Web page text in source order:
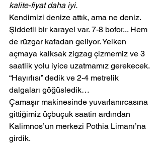
kalite-fiyat daha iyi.
Kendimizi denize attık, ama ne deniz.
Şiddetli bir karayel var. 7-8 bofor... Hem
de rüzgar kafadan geliyor. Yelken
açmaya kalksak zigzag çizmemiz ve 3
saatlik yolu iyice uzatmamız gerekecek.
“Hayırlısı” dedik ve 2-4 metrelik
dalgaları göğüsledik…
Çamaşır makinesinde yuvarlanırcasına
gittiğimiz üçbuçuk saatin ardından
Kalimnos’un merkezi Pothia Limanı’na
girdik.